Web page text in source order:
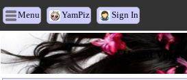
Menu YamPiz Sign In
Heyxu Vogue